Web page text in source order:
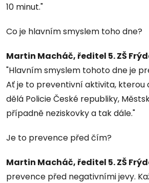
10 minut."
Co je hlavním smyslem toho dne?
Martin Macháč, ředitel 5. ZŠ
"Hlavním smyslem tohoto dne je
Ať je to preventivní aktivita, kterou
dělá Policie České republiky,
případně neziskovky a tak dále."
Je to prevence před čím?
Martin Macháč, ředitel 5. ZŠ
prevence před negativními jevy.